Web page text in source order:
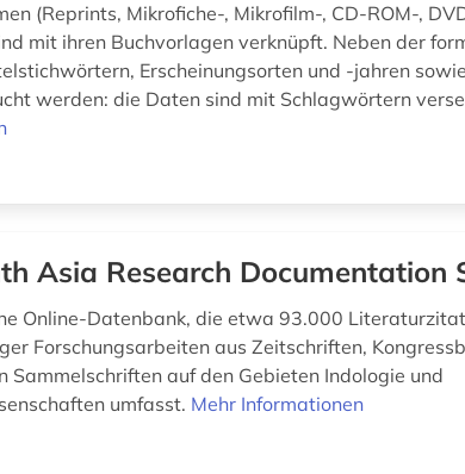
(Reprints, Mikrofiche-, Mikrofilm-, CD-ROM-,
mit ihren Buchvorlagen verknüpft. Neben der
Erscheinungsorten und -jahren
werden: die Daten sind mit Schlagwörtern
Asia Research Documentation
Online-Datenbank, die etwa 93.000
Forschungsarbeiten aus Zeitschriften,
Sammelschriften auf den Gebieten Indologie und
umfasst. Mehr Informationen